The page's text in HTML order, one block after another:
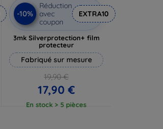
-10%
Réduction
avec
coupon
EXTRA10
3mk Silverprotection+ film
protecteur
Fabriqué sur mesure
19,90 €
17,90 €
En stock > 5 pièces